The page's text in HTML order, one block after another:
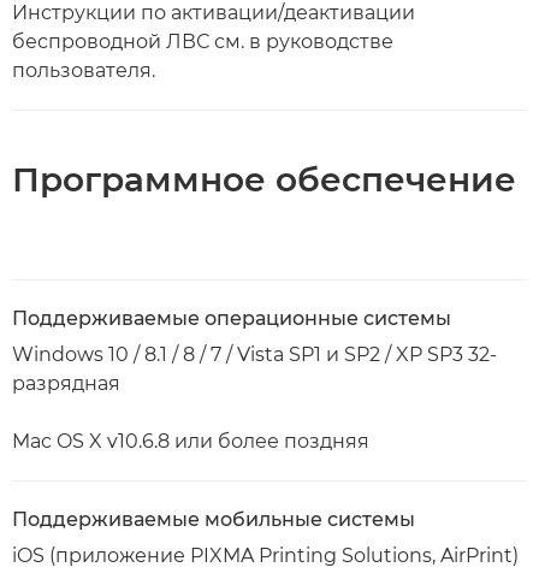
Инструкции по активации/деактивации
беспроводной ЛВС см. в руководстве
пользователя.
Программное обеспечение
Поддерживаемые операционные системы
Windows 10 / 8.1 / 8 / 7 / Vista SP1 и SP2 / XP SP3 32-
разрядная
Mac OS X v10.6.8 или более поздняя
Поддерживаемые мобильные системы
iOS (приложение PIXMA Printing Solutions, AirPrint)